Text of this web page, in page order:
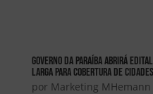
Governo da Paraíba abrirá
Larga para cobertura de
por Marketing MHemann